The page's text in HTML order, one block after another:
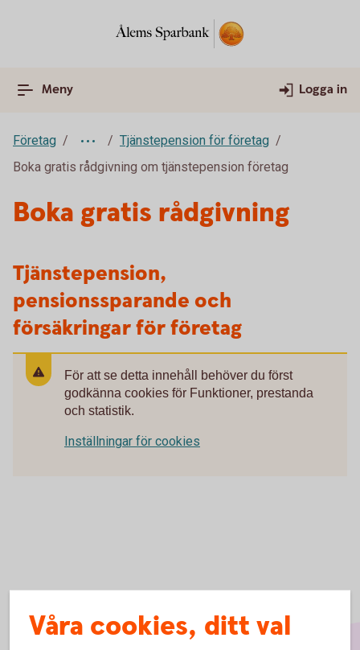
Meny Logga in
Företag
Tjänstepension för företag
Boka gratis rådgivning om tjänstepension företag
Boka gratis rådgivning
Tjänstepension,
pensionssparande och
försäkringar för företag
För att se detta innehåll behöver du först
godkänna cookies för Funktioner, prestanda
och statistik.
Inställningar för cookies
Våra cookies, ditt val